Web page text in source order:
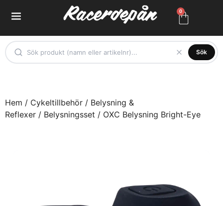
0
Sök
Hem / Cykeltillbehör / Belysning &
Reflexer / Belysningsset / OXC Belysning Bright-Eye